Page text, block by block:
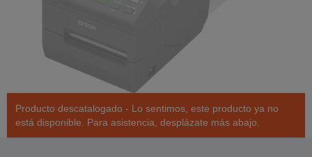
Producto descatalogado - Lo sentimos, este producto ya no
está disponible. Para asistencia, desplázate más abajo.